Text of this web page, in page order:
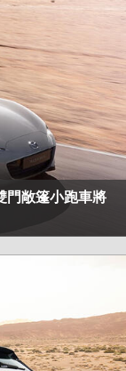
門敞篷小跑車將